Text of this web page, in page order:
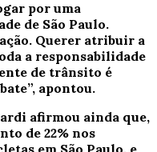
por uma
de São Paulo.
Querer atribuir a
a responsabilidade
de trânsito é
apontou.
afirmou ainda que,
de 22% nos
em São Paulo, e